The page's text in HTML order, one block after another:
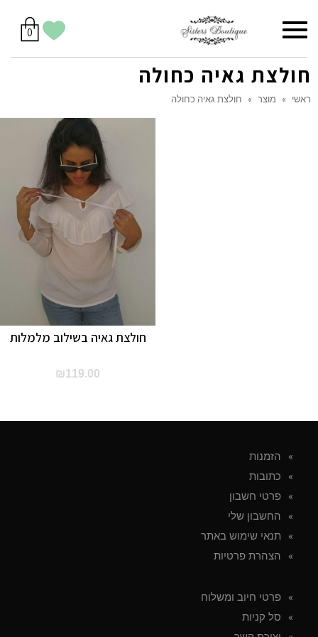
יש
לך
0מוצרים
בסל
הווישליסט
תפריט
חולצת גאיה כחולה
ראשי » מוצר » חולצת גאיה כחולה
חולצת גאיה בשילוב מלמלות
₪119.00
הזמנות
כתובות
פרטי חשבון
החשבון שלי
תנאי שימוש באתר
הצהרת פרטיות
פרטי חיוב ומשלוח
סל קניות